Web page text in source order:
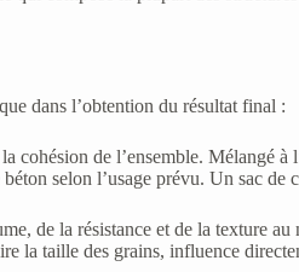
dans l’obtention du résultat final :
cohésion de l’ensemble. Mélangé
selon l’usage prévu. Un sac
de la résistance et de la texture
la taille des grains, influence